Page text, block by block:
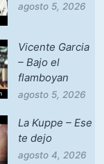
agosto 5, 2026
Vicente Garcia
– Bajo el
flamboyan
agosto 5, 2026
La Kuppe – Ese
te dejo
agosto 4, 2026